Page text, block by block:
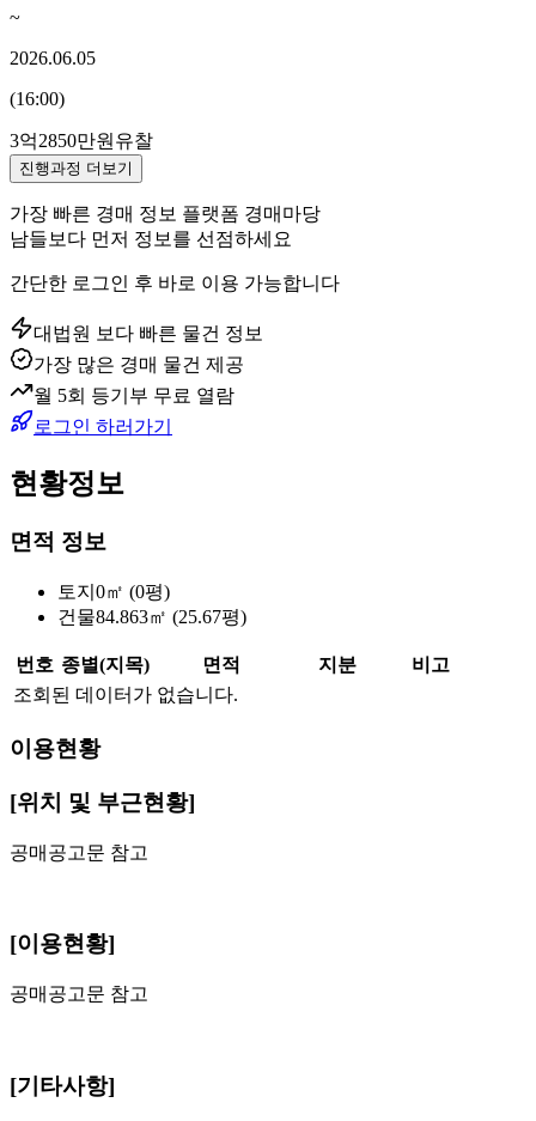
~
2026.06.05
(16:00)
3억2850만원 유찰
진행과정 더보기
가장 빠른 경매 정보 플랫폼 경매마당
남들보다 먼저 정보를 선점하세요
간단한 로그인 후 바로 이용 가능합니다
대법원 보다 빠른 물건 정보
가장 많은 경매 물건 제공
월 5회 등기부 무료 열람
로그인 하러가기
현황정보
면적 정보
토지 0㎡ (0평)
건물84.863㎡ (25.67평)
번호 종별(지목) 면적 지분
비고
조회된 데이터가 없습니다.
이용현황
[위치 및 부근현황]
공매공고문 참고
[이용현황]
공매공고문 참고
[기타사항]